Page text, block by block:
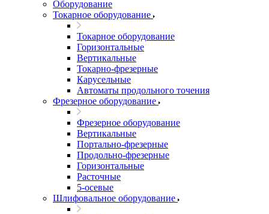
Оборудование
Токарное оборудование
Токарное оборудование
Горизонтальные
Вертикальные
Токарно-фрезерные
Карусельные
Автоматы продольного точения
Фрезерное оборудование
Фрезерное оборудование
Вертикальные
Портально-фрезерные
Продольно-фрезерные
Горизонтальные
Расточные
5-осевые
Шлифовальное оборудование